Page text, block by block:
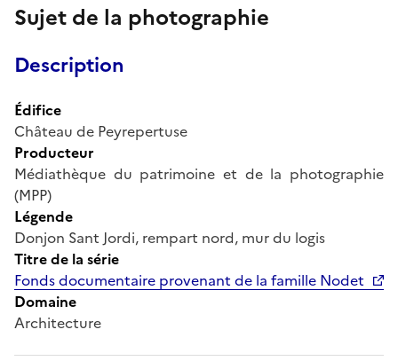
Sujet de la photographie
Description
Édifice
Château de Peyrepertuse
Producteur
Médiathèque du patrimoine et de la photographie
(MPP)
Légende
Donjon Sant Jordi, rempart nord, mur du logis
Titre de la série
Fonds documentaire provenant de la famille Nodet
Domaine
Architecture